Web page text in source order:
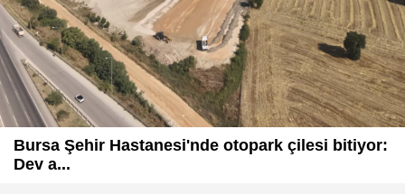
Bursa Şehir Hastanesi'nde otopark çilesi bitiyor:
Dev a...